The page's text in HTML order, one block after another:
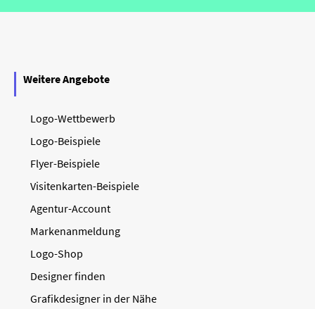
Weitere Angebote
Logo-Wettbewerb
Logo-Beispiele
Flyer-Beispiele
Visitenkarten-Beispiele
Agentur-Account
Markenanmeldung
Logo-Shop
Designer finden
Grafikdesigner in der Nähe